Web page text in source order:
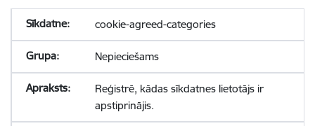
cookie-agreed-categories
Nepieciešams
Reģistrē, kādas sīkdatnes lietotājs ir
apstiprinājis.